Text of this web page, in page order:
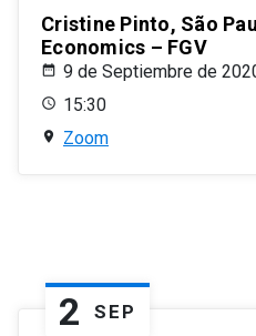
Cristine Pinto, São
Economics – FGV
9 de Septiembre de
15:30
Zoom
2 SEP